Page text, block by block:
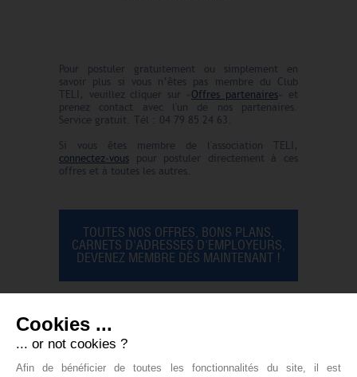
Pour postuler gratuitement ou simplement en
savoir plus si vous n’êtes pas membre du Club
TELI, veuillez cliquer sur « Offres partenaires» et
prenez contact avec l'un de nos partenaires.
Service gratuit. Tél : 04 79 85 24 63.
Si vous êtes membre de l'association TELI,
connectez-vous pour postuler directement à ces
offres et à toutes les autres.
TOUTES NOS OFFRES, BONS PLANS,
CARNETS D'ADRESSES D'EMPLOYEURS,
DEVENEZ MEMBRE DÈS MAINTENANT !
Cookies ...
... or not cookies ?
Afin de bénéficier de toutes les fonctionnalités du site, il est